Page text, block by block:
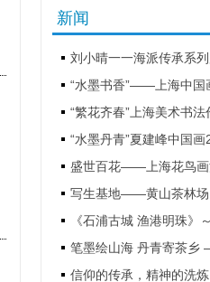
新闻
写生基地——黄山茶林场
信仰的传承，精神的洗炼